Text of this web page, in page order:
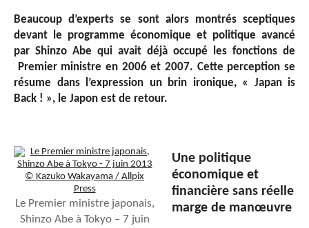
Beaucoup d’experts se sont alors montrés sceptiques
devant le programme économique et politique avancé
par Shinzo Abe qui avait déjà occupé les fonctions de
Premier ministre en 2006 et 2007. Cette perception se
résume dans l’expression un brin ironique, « Japan is
Back ! », le Japon est de retour.
Le Premier ministre japonais,
Shinzo Abe à Tokyo – 7 juin
Une politique
économique et
financière sans réelle
marge de manœuvre